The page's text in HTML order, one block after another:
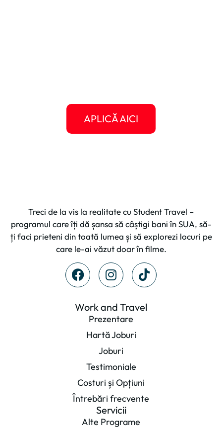
APLICĂ AICI
Treci de la vis la realitate cu Student Travel –
programul care îți dă șansa să câștigi bani în SUA, să-
ți faci prieteni din toată lumea și să explorezi locuri pe
care le-ai văzut doar în filme.
Work and Travel
Prezentare
Hartă Joburi
Joburi
Testimoniale
Costuri și Opțiuni
Întrebări frecvente
Servicii
Alte Programe